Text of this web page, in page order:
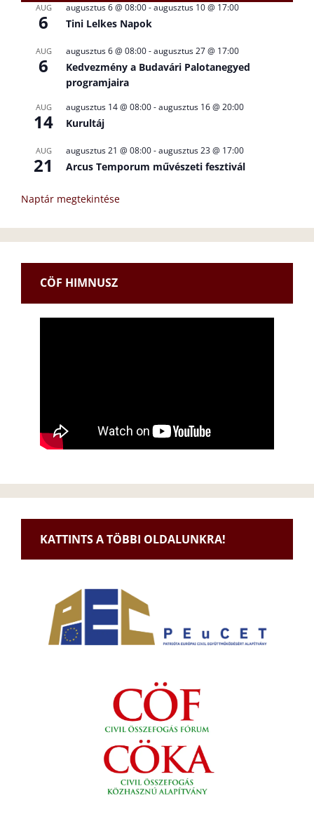
AUG
6
augusztus 6 @ 08:00-augusztus 10 @ 17:00
Tini Lelkes Napok
AUG
6
augusztus 6 @ 08:00-augusztus 27 @ 17:00
Kedvezmény a Budavári Palotanegyed
programjaira
AUG
14
augusztus 14 @ 08:00-augusztus 16 @ 20:00
Kurultáj
AUG
21
augusztus 21 @ 08:00-augusztus 23 @ 17:00
Arcus Temporum művészeti fesztivál
Naptár megtekintése
CÖF HIMNUSZ
KATTINTS A TÖBBI OLDALUNKRA!